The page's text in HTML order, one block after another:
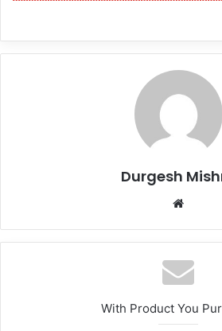
Durgesh
Website
With Product You